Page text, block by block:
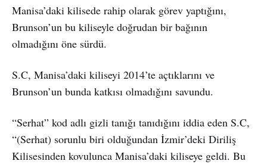
Manisa’daki kilisede rahip olarak görev yaptığını,
Brunson’un bu kiliseyle doğrudan bir bağının
olmadığını öne sürdü.
S.C, Manisa’daki kiliseyi 2014’te açtıklarını ve
Brunson’un bunda katkısı olmadığını savundu.
“Serhat” kod adlı gizli tanığı tanıdığını iddia eden S.C,
“(Serhat) sorunlu biri olduğundan İzmir’deki Diriliş
Kilisesinden kovulunca Manisa’daki kiliseye geldi. Bu